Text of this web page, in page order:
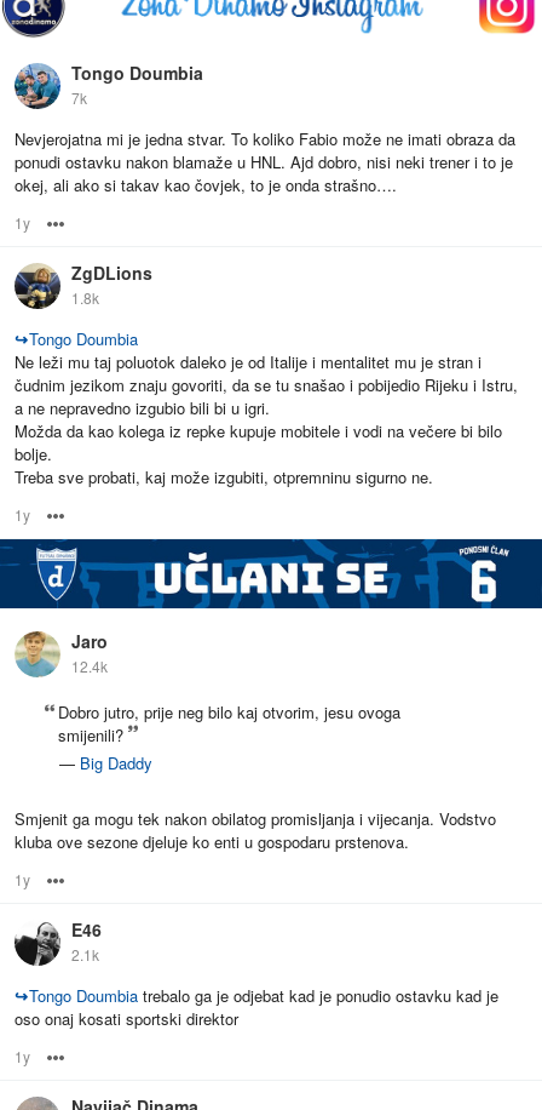
Tongo Doumbia
7k
Nevjerojatna mi je jedna stvar. To koliko Fabio može ne imati obraza da
ponudi ostavku nakon blamaže u HNL. Ajd dobro, nisi neki trener i to je
okej, ali ako si takav kao čovjek, to je onda strašno….
1y
ZgDLions
1.8k
↪Tongo Doumbia
Ne leži mu taj poluotok daleko je od Italije i mentalitet mu je stran i
čudnim jezikom znaju govoriti, da se tu snašao i pobijedio Rijeku i Istru,
a ne nepravedno izgubio bili bi u igri.
Možda da kao kolega iz repke kupuje mobitele i vodi na večere bi bilo
bolje.
Treba sve probati, kaj može izgubiti, otpremninu sigurno ne.
1y
Jaro
12.4k
Dobro jutro, prije neg bilo kaj otvorim, jesu ovoga
smijenili?
— Big Daddy
Smjenit ga mogu tek nakon obilatog promisljanja i vijecanja. Vodstvo
kluba ove sezone djeluje ko enti u gospodaru prstenova.
1y
E46
2.1k
↪Tongo Doumbia trebalo ga je odjebat kad je ponudio ostavku kad je
oso onaj kosati sportski direktor
1y